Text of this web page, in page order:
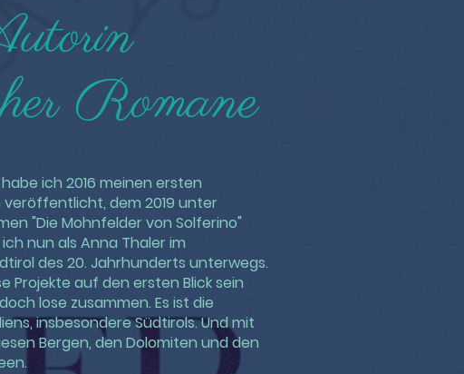
Romane
ich 2016 meinen ersten
dem 2019 unter
"Die Mohnfelder von Solferino"
nun als Anna Thaler im
des 20. Jahrhunderts unterwegs.
Projekte auf den ersten Blick sein
lose zusammen. Es ist die
insbesondere Südtirols. Und mit
Bergen, den Dolomiten und den